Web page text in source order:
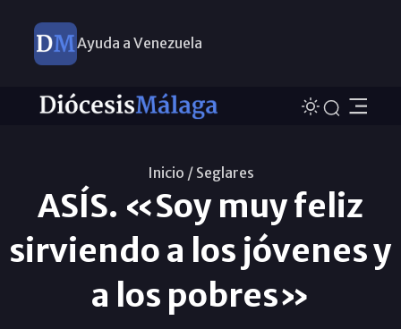
Ayuda a Venezuela
Inicio / Seglares
ASÍS. «Soy muy feliz
sirviendo a los jóvenes y
a los pobres»